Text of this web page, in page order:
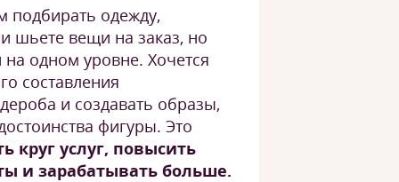
подбирать одежду,
шьете вещи на заказ, но
на одном уровне. Хочется
составления
и создавать образы,
фигуры. Это
круг услуг, повысить
и зарабатывать больше.